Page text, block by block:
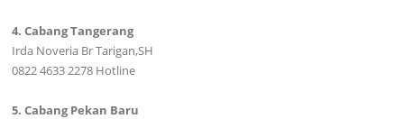
4. Cabang Tangerang
Irda Noveria Br Tarigan,SH
0822 4633 2278 Hotline
5. Cabang Pekan Baru